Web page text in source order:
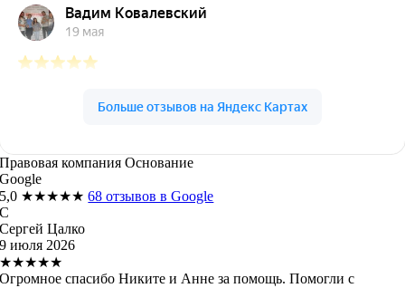
Правовая компания Основание
Google
5,0 ★★★★★68 отзывов в Google
С
Сергей Цалко
9 июля 2026
★★★★★
Огромное спасибо Никите и Анне за помощь. Помогли с